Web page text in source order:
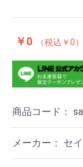
￥0 ￥0
商品コード：
メーカー： セ